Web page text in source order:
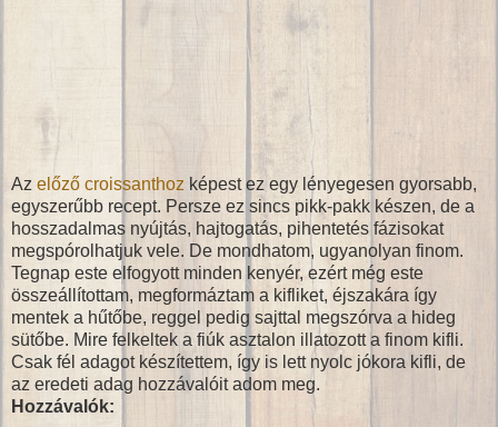
Az előző croissanthoz képest ez egy lényegesen gyorsabb,
egyszerűbb recept. Persze ez sincs pikk-pakk készen, de a
hosszadalmas nyújtás, hajtogatás, pihentetés fázisokat
megspórolhatjuk vele. De mondhatom, ugyanolyan finom.
Tegnap este elfogyott minden kenyér, ezért még este
összeállítottam, megformáztam a kifliket, éjszakára így
mentek a hűtőbe, reggel pedig sajttal megszórva a hideg
sütőbe. Mire felkeltek a fiúk asztalon illatozott a finom kifli.
Csak fél adagot készítettem, így is lett nyolc jókora kifli, de
az eredeti adag hozzávalóit adom meg.
Hozzávalók: